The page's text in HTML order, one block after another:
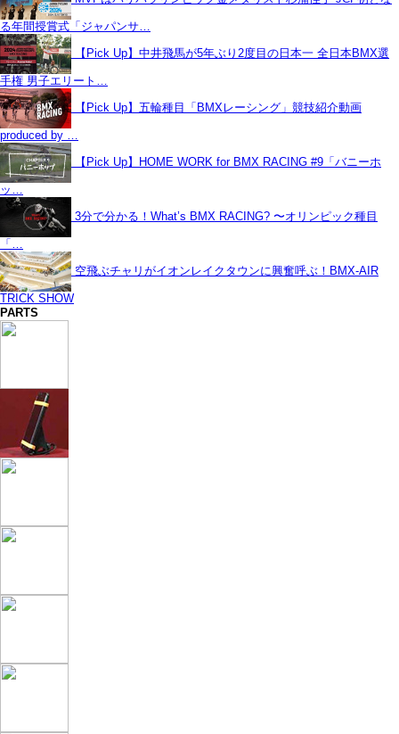
る年間授賞式「ジャパンサ…
【Pick Up】中井飛馬が5年ぶり2度目の日本一 全日本BMX選
手権 男子エリート…
【Pick Up】五輪種目「BMXレーシング」競技紹介動画
produced by …
【Pick Up】HOME WORK for BMX RACING #9「バニーホ
ッ…
3分で分かる！What’s BMX RACING? 〜オリンピック種目
「…
空飛ぶチャリがイオンレイクタウンに興奮呼ぶ！BMX-AIR
TRICK SHOW
PARTS